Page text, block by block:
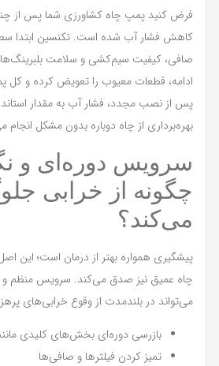
فرض کنید پمپ چاه کشاورزی شما پس از
کاهش فشار آب شده است. تکنسین ابتدا
صافی، کیفیت سیم‌کشی و سلامت بلبرینگ‌ها
ادامه، قطعات معیوب را تعویض کرده و کل
پس از نصب مجدد، فشار آب به مقدار
بهره‌برداری از چاه دوباره بدون مشکل
سرویس دوره‌ای و
چگونه از خرابی
می‌کند؟
پیشگیری همواره بهتر از درمان است؛ این
چاه عمیق نیز صدق می‌کند. سرویس منظم
می‌تواند در بلندمدت از وقوع خرابی‌های
بازرسی دوره‌ای بخش‌های کلیدی
تمیز کردن فیلترها و صافی‌ها